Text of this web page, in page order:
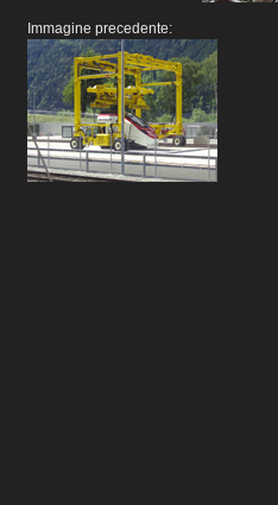
Immagine precedente: